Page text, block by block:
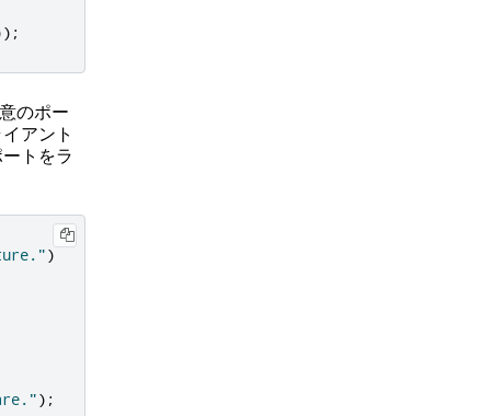
のポー
アント
トをラ
)
);